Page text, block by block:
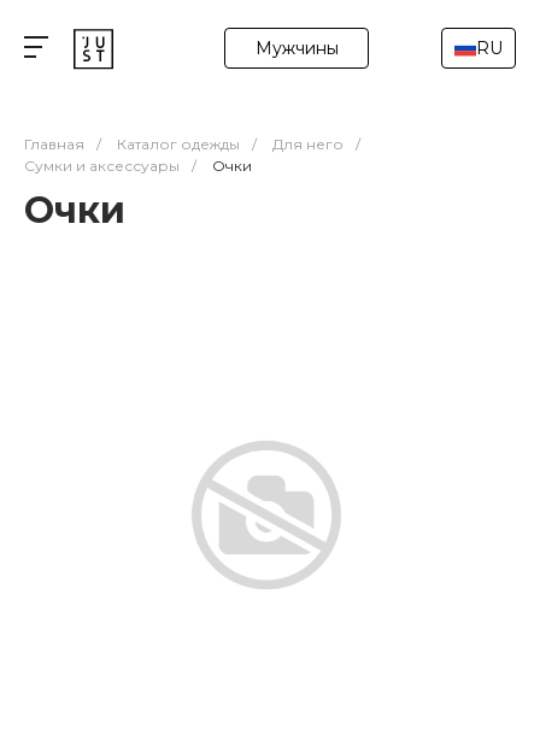
Мужчины RU
Главная / Каталог одежды / Для него
/
Сумки и аксессуары
/ Очки
Очки